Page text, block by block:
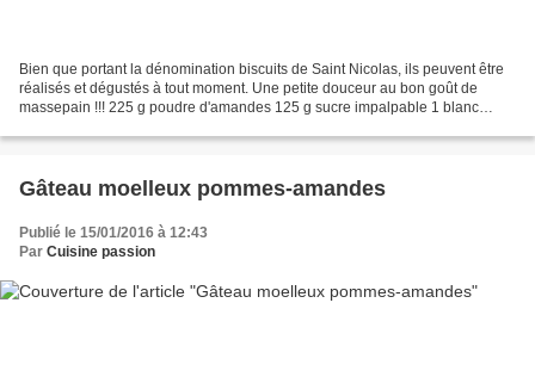
Bien que portant la dénomination biscuits de Saint Nicolas, ils peuvent être
réalisés et dégustés à tout moment. Une petite douceur au bon goût de
massepain !!! 225 g poudre d'amandes 125 g sucre impalpable 1 blanc
Gâteau moelleux pommes-amandes
Publié le 15/01/2016 à 12:43
Par Cuisine passion